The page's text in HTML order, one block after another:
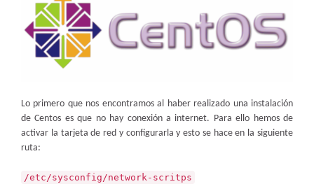
Lo primero que nos encontramos al haber realizado una instalación
de Centos es que no hay conexión a internet. Para ello hemos de
activar la tarjeta de red y configurarla y esto se hace en la siguiente
ruta:
/etc/sysconfig/network-scritps